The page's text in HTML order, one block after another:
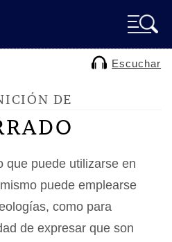
Escuchar
DE
que puede utilizarse en
puede emplearse
como para
de expresar que son